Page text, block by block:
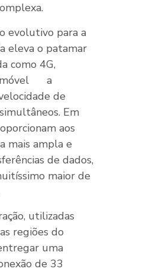
evolutivo para a
eleva o patamar
como 4G,
móvel a
de
Em
aos
mais ampla e
de dados,
maior de
utilizadas
regiões do
uma
de 33